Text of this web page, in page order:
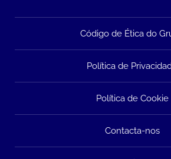
Código de Ética do
Política de
Política de Cookie
Contacta-nos